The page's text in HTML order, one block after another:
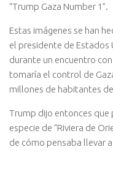
“Trump Gaza Number 1”.
Estas imágenes se han
el presidente de Estados
durante un encuentro
tomaría el control de
millones de habitantes
Trump dijo entonces que
especie de “Riviera de
de cómo pensaba llevar